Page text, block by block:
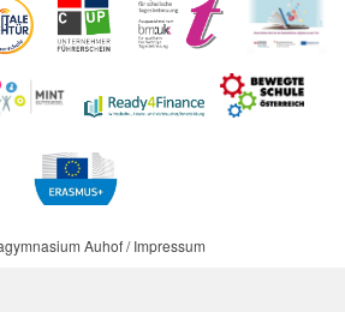
Auhof / Impressum